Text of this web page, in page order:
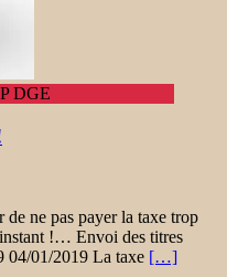
DGE
ne pas payer la taxe trop
!… Envoi des titres
04/01/2019 La taxe […]